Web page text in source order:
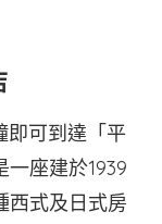
即可到達「平
座建於1939
西式及日式房